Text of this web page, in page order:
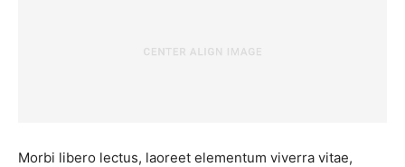
Morbi libero lectus, laoreet elementum viverra vitae,